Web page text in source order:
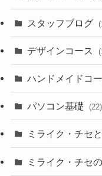
スタッフブログ
デザインコース
ハンドメイドコ
パソコン基礎 (22)
ミライク・チセ
ミライク・チセ